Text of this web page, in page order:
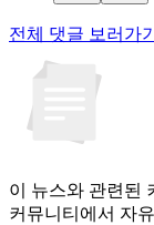
전체 댓글 보러가
이 뉴스와 관련된
커뮤니티에서 자